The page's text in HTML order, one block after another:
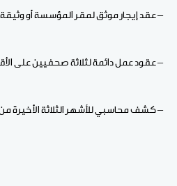
– عقد إيجار موثق لمقر المؤسسة أو
– عقود عمل دائمة لثلاثة صحفيين على
– كشف محاسبي للأشهر الثلاثة الأخيرة من